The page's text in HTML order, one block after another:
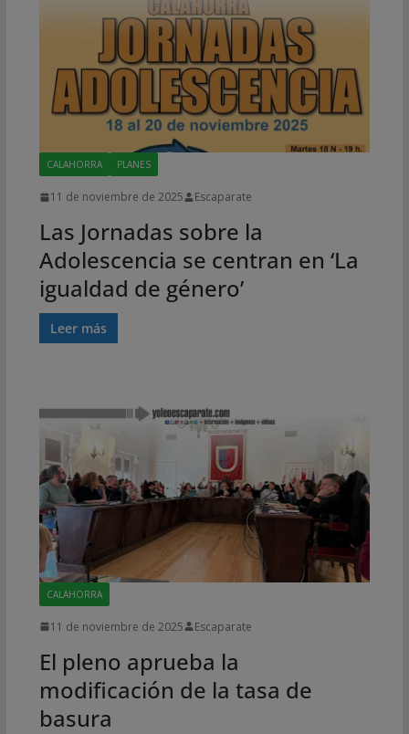
CALAHORRA PLANES
11 de noviembre de 2025 Escaparate
Las Jornadas sobre la
Adolescencia se centran en ‘La
igualdad de género’
Leer más
CALAHORRA
11 de noviembre de 2025 Escaparate
El pleno aprueba la
modificación de la tasa de
basura